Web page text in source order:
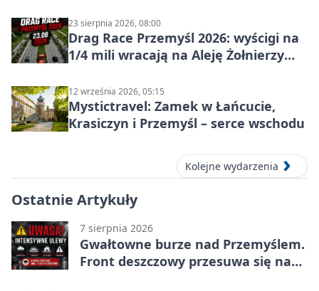
23 sierpnia 2026, 08:00
Drag Race Przemyśl 2026: wyścigi na
1/4 mili wracają na Aleję Żołnierzy
12 września 2026, 05:15
Mystictravel: Zamek w Łańcucie,
Krasiczyn i Przemyśl – serce wschodu
Kolejne wydarzenia
Ostatnie Artykuły
7 sierpnia 2026
Gwałtowne burze nad Przemyślem.
Front deszczowy przesuwa się na